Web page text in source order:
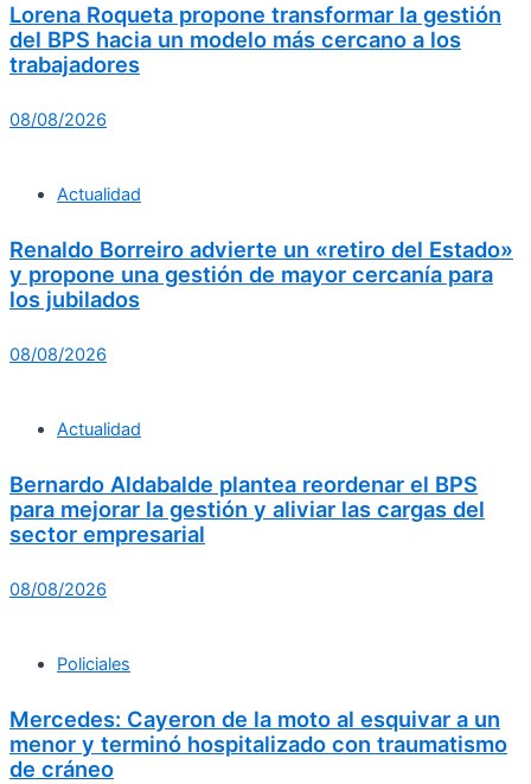
Lorena Roqueta propone transformar la gestión
del BPS hacia un modelo más cercano a los
trabajadores
08/08/2026
Actualidad
Renaldo Borreiro advierte un «retiro del Estado»
y propone una gestión de mayor cercanía para
los jubilados
08/08/2026
Actualidad
Bernardo Aldabalde plantea reordenar el BPS
para mejorar la gestión y aliviar las cargas del
sector empresarial
08/08/2026
Policiales
Mercedes: Cayeron de la moto al esquivar a un
menor y terminó hospitalizado con traumatismo
de cráneo